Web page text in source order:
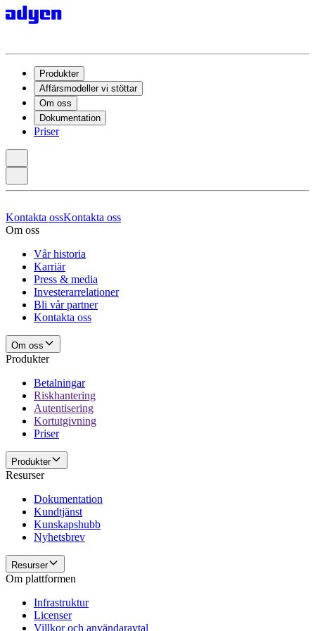
Produkter
Affärsmodeller vi stöttar
Om oss
Dokumentation
Priser
Kontakta ossKontakta oss
Om oss
Vår historia
Karriär
Press & media
Investerarrelationer
Bli vår partner
Kontakta oss
Om oss
Produkter
Betalningar
Riskhantering
Autentisering
Kortutgivning
Priser
Produkter
Resurser
Dokumentation
Kundtjänst
Kunskapshubb
Nyhetsbrev
Resurser
Om plattformen
Infrastruktur
Licenser
Villkor och användaravtal